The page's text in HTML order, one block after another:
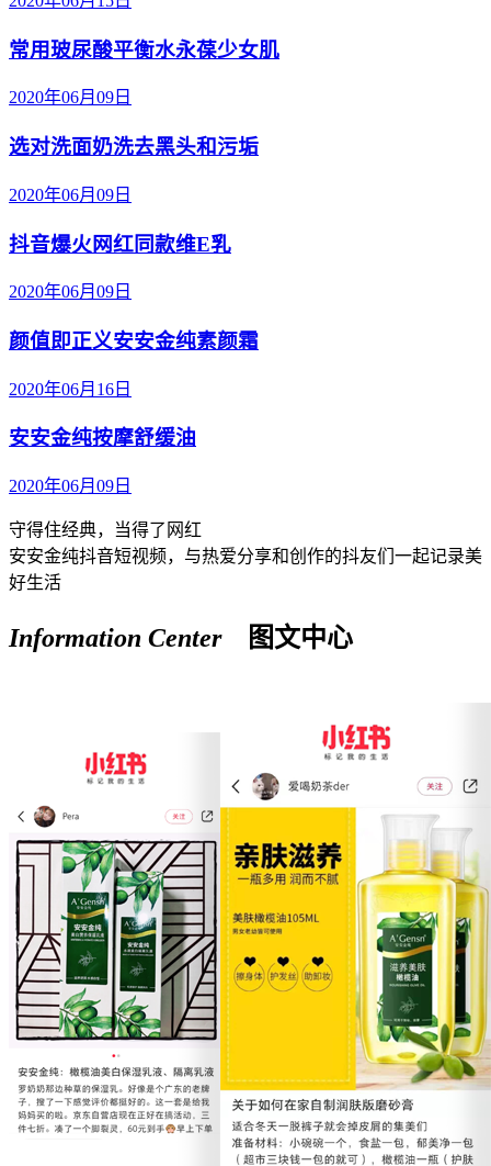
常用玻尿酸平衡水永葆少女肌
2020年06月09日
选对洗面奶洗去黑头和污垢
2020年06月09日
抖音爆火网红同款维E乳
2020年06月09日
颜值即正义安安金纯素颜霜
2020年06月16日
安安金纯按摩舒缓油
2020年06月09日
守得住经典，当得了网红
安安金纯抖音短视频，与热爱分享和创作的抖友们一起记录美
好生活
Information Center图文中心